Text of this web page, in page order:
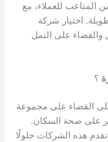
المتاعب للعملاء، مع
اختيار شركة
والقضاء على النمل
؟
القضاء على مجموعة
على صحة السكان.
هذه الشركات حلولًا